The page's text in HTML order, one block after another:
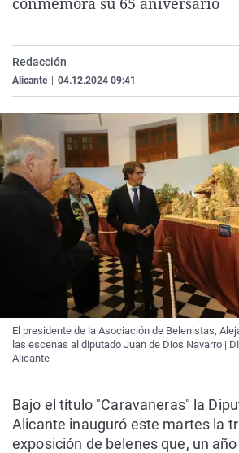
Redacción
Alicante 04.12.2024 09:41
El presidente de la Asociación de Belenistas,
las escenas al diputado Juan de Dios Navarro |
Alicante
Bajo el título "Caravaneras" la
Alicante inauguró este martes la
exposición de belenes que, un